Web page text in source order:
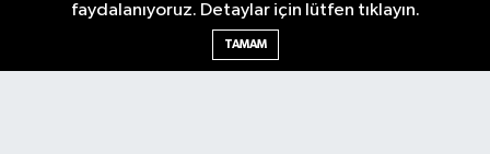
[email protected]
faydalanıyoruz. Detaylar için lütfen tıklayın.
TAMAM